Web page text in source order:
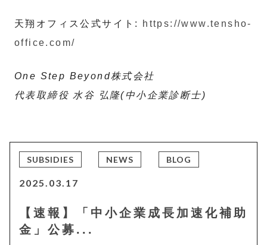
天翔オフィス公式サイト:
https://www.tensho-
office.com/
One Step Beyond株式会社
代表取締役 水谷 弘隆(中小企業診断士)
SUBSIDIES NEWS BLOG
2025.03.17
【速報】「中小企業成長加速化補助
金」公募...